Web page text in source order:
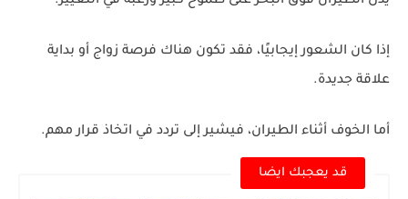
إذا كان الشعور إيجابيًا، فقد تكون هناك فرصة زواج أو بداية
علاقة جديدة.
أما الخوف أثناء الطيران، فيشير إلى تردد في اتخاذ قرار مهم.
قد يعجبك ايضا